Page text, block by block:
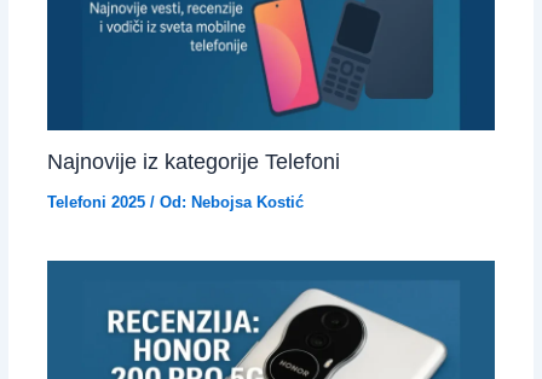
Najnovije iz kategorije Telefoni
Telefoni 2025/ Od: Nebojsa Kostić